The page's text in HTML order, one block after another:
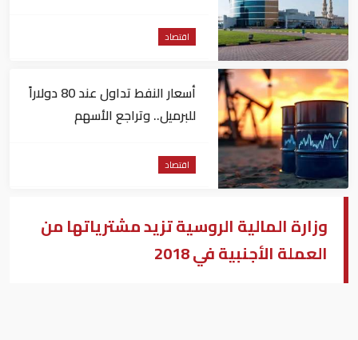
اقتصاد
أسعار النفط تداول عند 80 دولاراً
للبرميل.. وتراجع الأسهم
اقتصاد
وزارة المالية الروسية تزيد مشترياتها من
العملة الأجنبية في 2018